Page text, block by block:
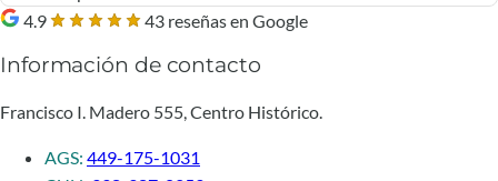
4.9
43 reseñas en Google
Información de contacto
Francisco I. Madero 555, Centro Histórico.
AGS: 449-175-1031